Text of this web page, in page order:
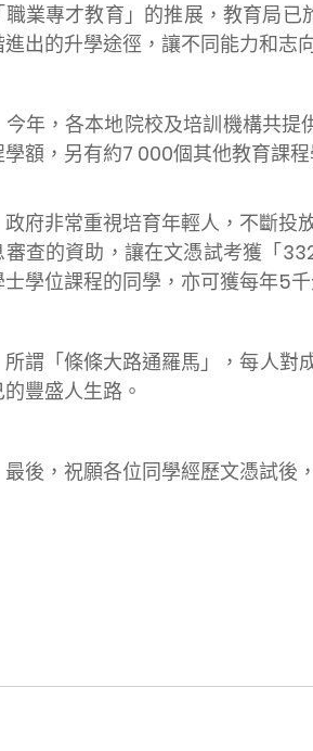
職業專才教育」的推展，教育局
出的升學途徑，讓不同能力和志
各本地院校及培訓機構共提供
學額，另有約7 000個其他教育課
常重視培育年輕人，不斷投放
審查的資助，讓在文憑試考獲「
士學位課程的同學，亦可獲每年5
條條大路通羅馬」，每人對成
豐盛人生路。
祝願各位同學經歷文憑試後，